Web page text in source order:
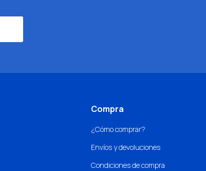
Compra
¿Cómo comprar?
Envíos y devoluciones
Condiciones de compra